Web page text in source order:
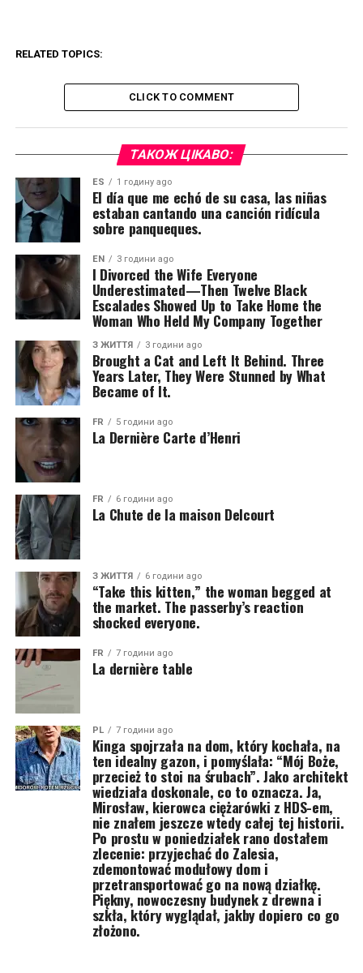
RELATED TOPICS:
CLICK TO COMMENT
ТАКОЖ ЦІКАВО:
ES 1 годину ago
El día que me echó de su casa, las niñas
estaban cantando una canción ridícula
sobre panqueques.
EN 3 години ago
I Divorced the Wife Everyone
Underestimated—Then Twelve Black
Escalades Showed Up to Take Home the
Woman Who Held My Company Together
З ЖИТТЯ 3 години ago
Brought a Cat and Left It Behind. Three
Years Later, They Were Stunned by What
Became of It.
FR 5 години ago
La Dernière Carte d’Henri
FR 6 години ago
La Chute de la maison Delcourt
З ЖИТТЯ 6 години ago
“Take this kitten,” the woman begged at
the market. The passerby’s reaction
shocked everyone.
FR 7 години ago
La dernière table
PL 7 години ago
Kinga spojrzała na dom, który kochała, na
ten idealny gazon, i pomyślała: “Mój Boże,
przecież to stoi na śrubach”. Jako architekt
wiedziała doskonale, co to oznacza. Ja,
Mirosław, kierowca ciężarówki z HDS-em,
nie znałem jeszcze wtedy całej tej historii.
Po prostu w poniedziałek rano dostałem
zlecenie: przyjechać do Zalesia,
zdemontować modułowy dom i
przetransportować go na nową działkę.
Piękny, nowoczesny budynek z drewna i
szkła, który wyglądał, jakby dopiero co go
złożono.